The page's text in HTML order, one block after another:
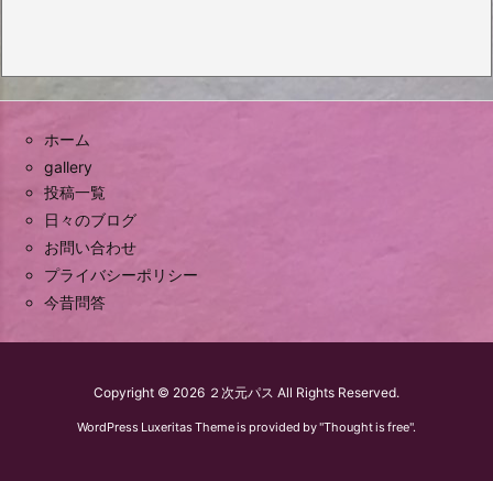
ホーム
gallery
投稿一覧
日々のブログ
お問い合わせ
プライバシーポリシー
今昔問答
Copyright © 2026 ２次元パス All Rights Reserved.
WordPress Luxeritas Theme is provided by "Thought is free".